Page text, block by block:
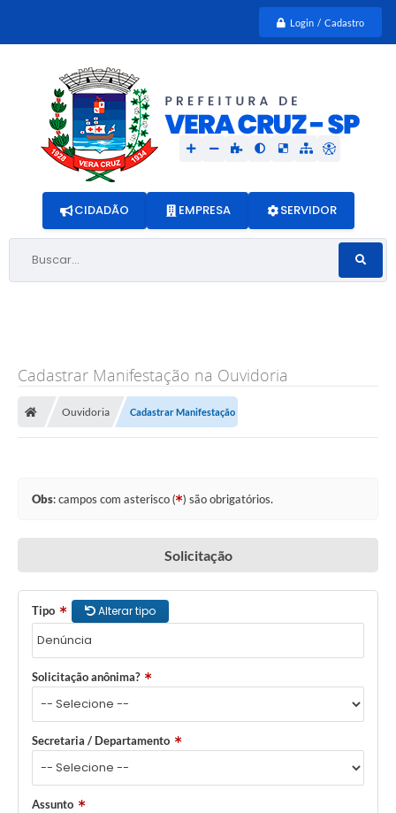
Login / Cadastro
Buscar...
CIDADÃO EMPRESA SERVIDOR
Cadastrar Manifestação na Ouvidoria
Ouvidoria Cadastrar Manifestação
Obs: campos com asterisco ( ) são obrigatórios.
Solicitação
Tipo Alterar tipo
Solicitação anônima?
Secretaria / Departamento
Assunto